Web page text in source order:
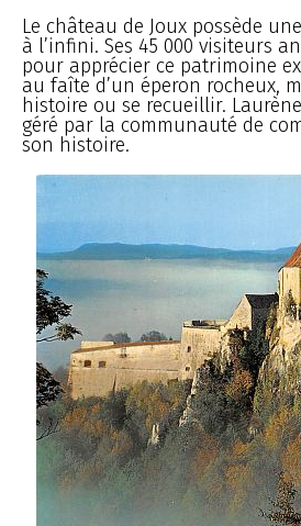
Le château de Joux possède
à l’infini. Ses 45 000 visiteurs
pour apprécier ce patrimoine
au faîte d’un éperon rocheux,
histoire ou se recueillir.
géré par la communauté de
son histoire.